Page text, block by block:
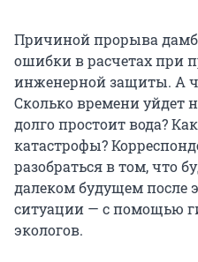
Причиной прорыва
ошибки в расчетах при
инженерной защиты. А
Сколько времени уйдет
долго простоит вода?
катастрофы?
разобраться в том, что
далеком будущем после
ситуации — с помощью
экологов.